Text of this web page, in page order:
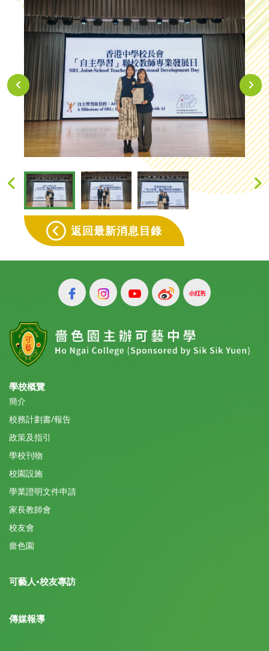
返回最新消息目錄
學校概覽
簡介
校務計劃書/報告
政策及指引
學校刊物
校園設施
學業證明文件申請
家長教師會
校友會
嗇色園
可藝人•校友專訪
傳媒報導